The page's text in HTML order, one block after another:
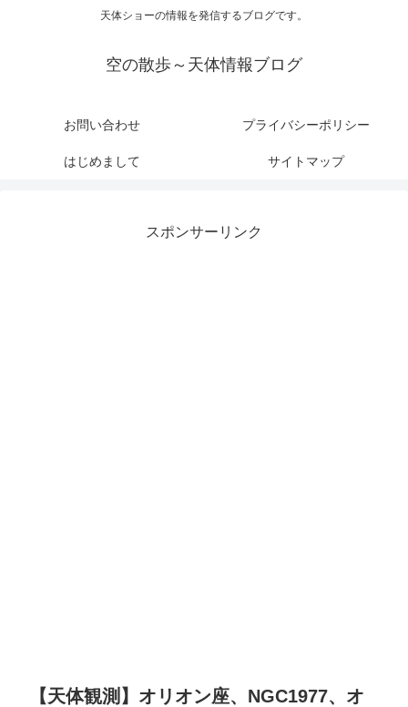
天体ショーの情報を発信するブログです。
空の散歩～天体情報ブログ
お問い合わせ プライバシーポリシー
はじめまして サイトマップ
スポンサーリンク
【天体観測】オリオン座、NGC1977、オ